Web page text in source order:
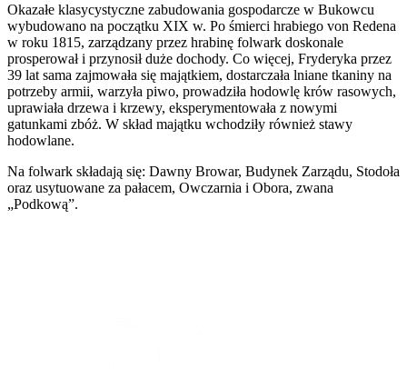
Okazałe klasycystyczne zabudowania gospodarcze w Bukowcu
wybudowano na początku XIX w. Po śmierci hrabiego von Redena
w roku 1815, zarządzany przez hrabinę folwark doskonale
prosperował i przynosił duże dochody. Co więcej, Fryderyka przez
39 lat sama zajmowała się majątkiem, dostarczała lniane tkaniny na
potrzeby armii, warzyła piwo, prowadziła hodowlę krów rasowych,
uprawiała drzewa i krzewy, eksperymentowała z nowymi
gatunkami zbóż. W skład majątku wchodziły również stawy
hodowlane.
Na folwark składają się: Dawny Browar, Budynek Zarządu, Stodoła
oraz usytuowane za pałacem, Owczarnia i Obora, zwana
„Podkową”.